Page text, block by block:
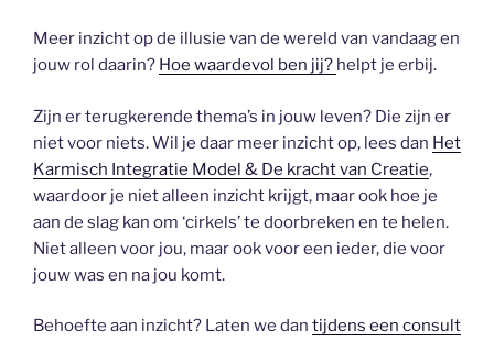
Meer inzicht op de illusie van de wereld van vandaag en
jouw rol daarin? Hoe waardevol ben jij? helpt je erbij.
Zijn er terugkerende thema’s in jouw leven? Die zijn er
niet voor niets. Wil je daar meer inzicht op, lees dan Het
Karmisch Integratie Model & De kracht van Creatie,
waardoor je niet alleen inzicht krijgt, maar ook hoe je
aan de slag kan om ‘cirkels’ te doorbreken en te helen.
Niet alleen voor jou, maar ook voor een ieder, die voor
jouw was en na jou komt.
Behoefte aan inzicht? Laten we dan tijdens een consult